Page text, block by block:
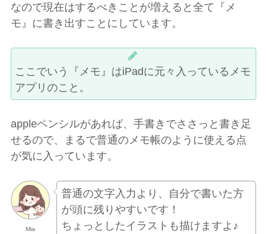
なので現在はするべきことが増えると全て『メ
モ』に書き出すことにしています。
ここでいう『メモ』はiPadに元々入っているメモ
アプリのこと。
appleペンシルがあれば、手書きでささっと書き足
せるので、まるで普通のメモ帳のように使える点
が気に入っています。
Mia
普通の文字入力より、自分で書いた方
が頭に残りやすいです！
ちょっとしたイラストも描けますよ♪